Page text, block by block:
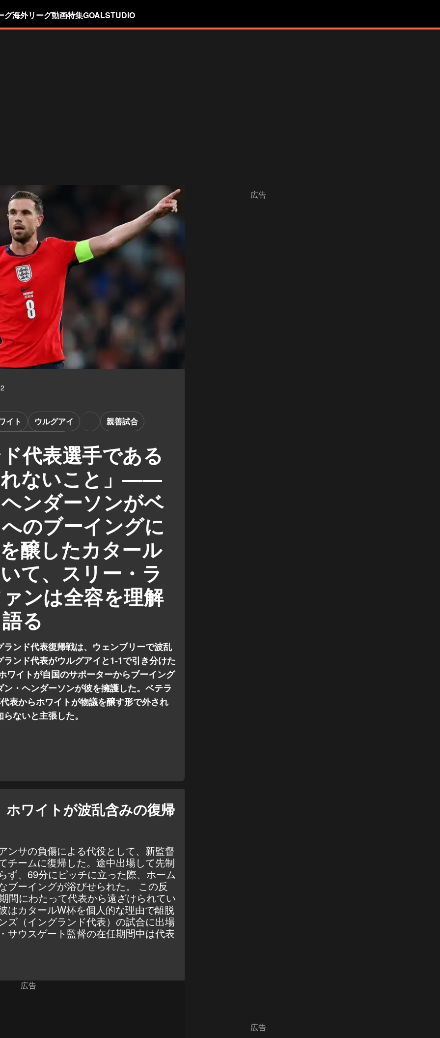
グ海外リーグ動画特集GOALSTUDIO
代表選手である
れないこと」――
ンダーソンがベ
のブーイングに
醸したカタール
て、スリー・ラ
ンは全容を理解
る
イト ウルグアイ
親善試合
ンド代表復帰戦は、ウェンブリーで波乱
ンド代表がウルグアイと1-1で引き分けた
ワイトが自国のサポーターからブーイング
・ヘンダーソンが彼を擁護した。ベテラ
表からホワイトが物議を醸す形で外され
ないと主張した。
ワイトが波乱含みの復帰
ンサの負傷による代役として、新監督
チームに復帰した。途中出場して先制
ず、69分にピッチに立った際、ホーム
ブーイングが浴びせられた。 この反
間にわたって代表から遠ざけられてい
はカタールW杯を個人的な理由で離脱
ズ（イングランド代表）の試合に出場
サウスゲート監督の在任期間中は代表
広告